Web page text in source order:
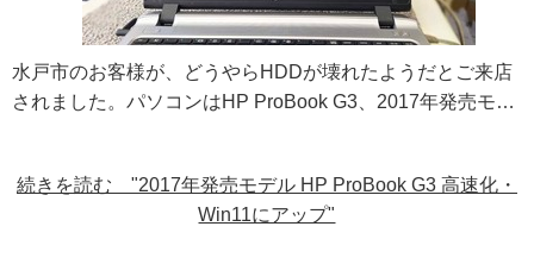
水戸市のお客様が、どうやらHDDが壊れたようだとご来店
されました。パソコンはHP ProBook G3、2017年発売モ…
続きを読む "2017年発売モデル HP ProBook G3 高速化・
Win11にアップ"